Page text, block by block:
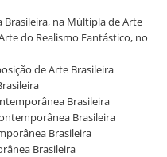
Brasileira, na Múltipla de Arte
do Realismo Fantástico, no
de Arte Brasileira
Brasileira
Brasileira
Brasileira
Brasileira